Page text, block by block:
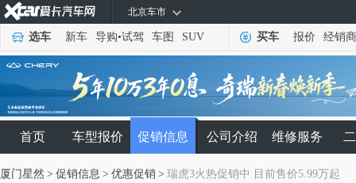
北京车市
选车 新车 导购•试驾 车图 SUV 买车 报价 经销商
首页 车型报价 促销信息 公司介绍 维修服务
厦门星然 > 促销信息 > 优惠促销 > 瑞虎3火热促销中 目前售价5.99万起